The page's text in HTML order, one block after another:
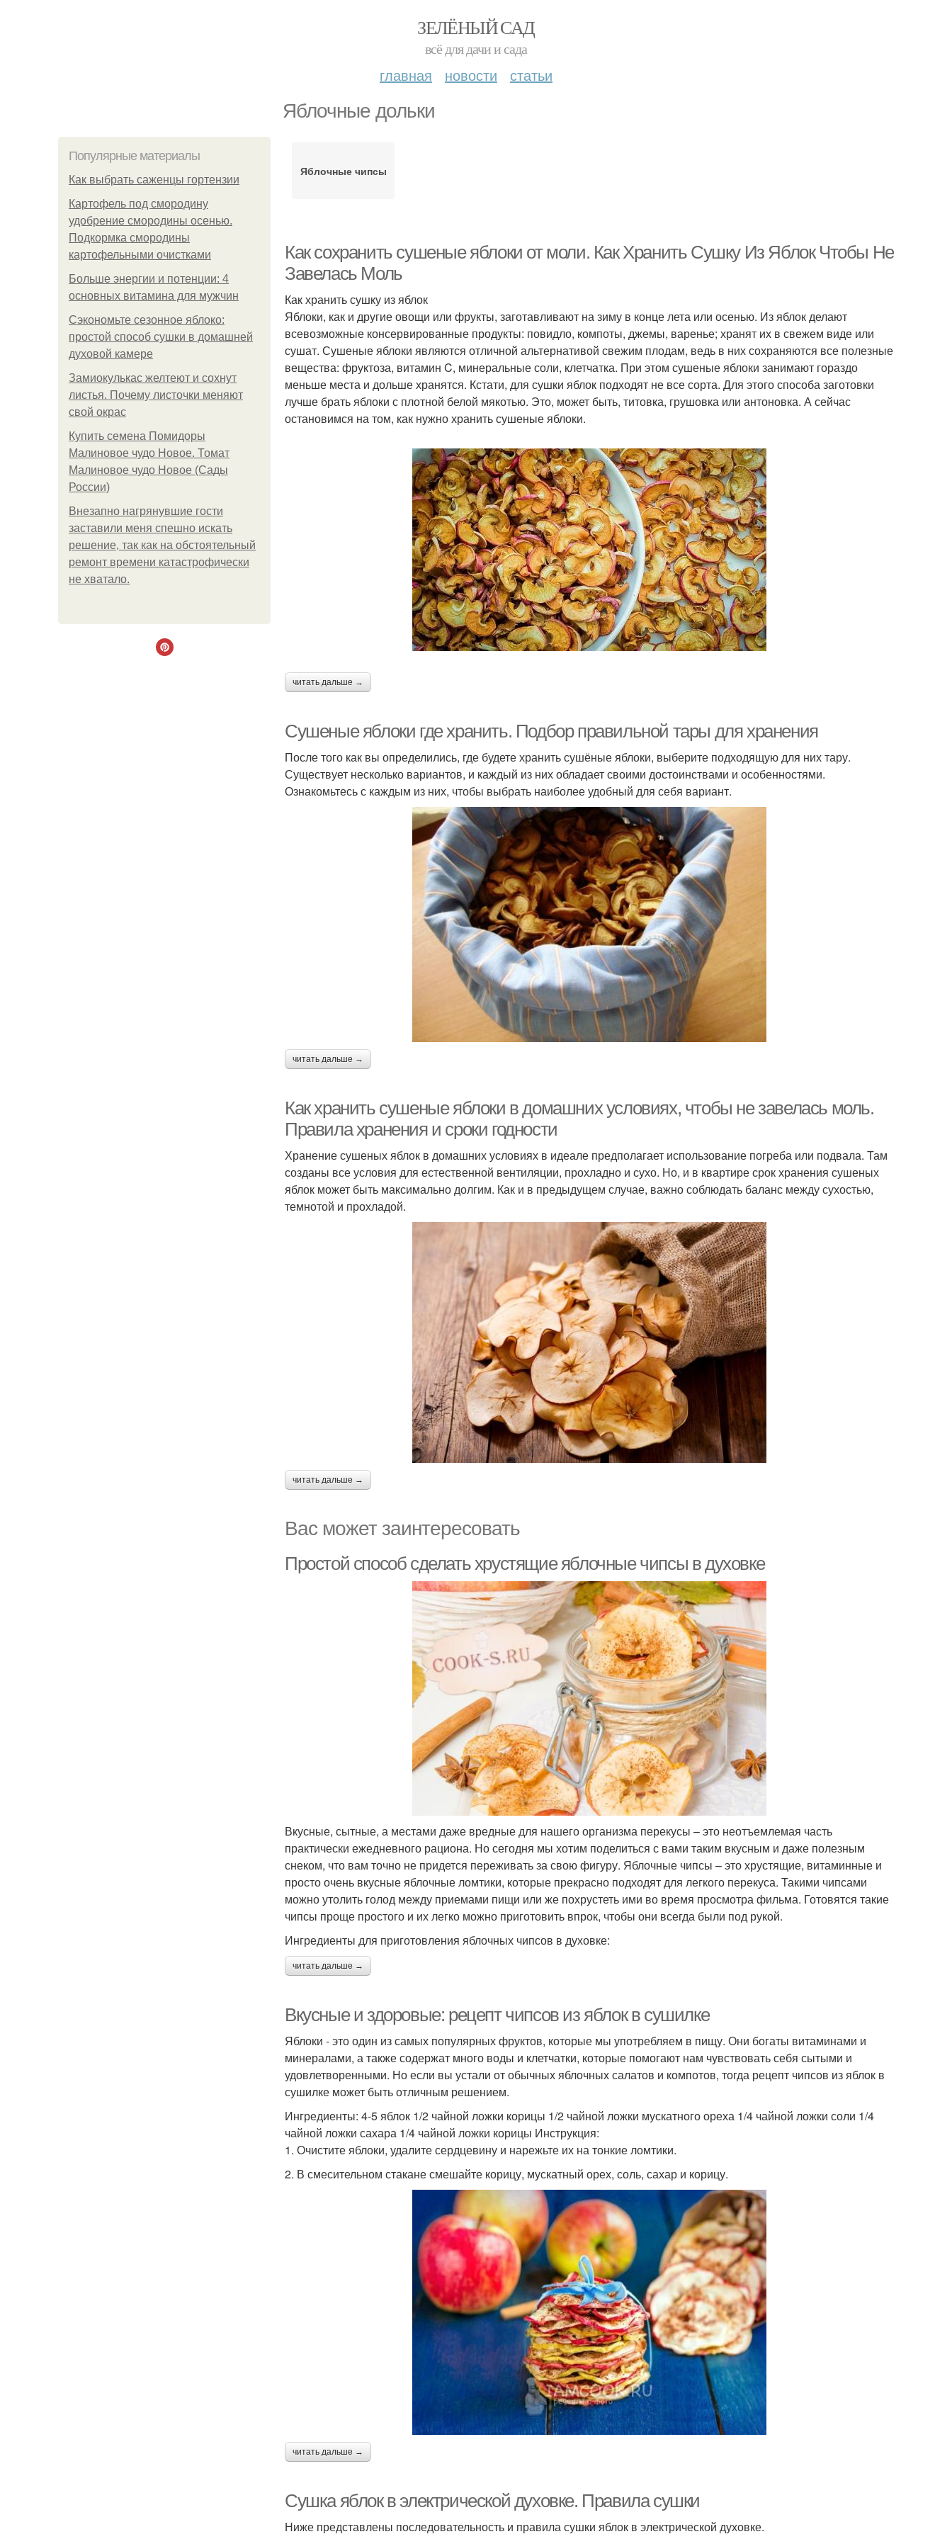
ЗЕЛЁНЫЙ САД
всё для дачи и сада
главная новости статьи
Яблочные дольки
Популярные материалы
Как выбрать саженцы гортензии
Картофель под смородину
удобрение смородины осенью.
Подкормка смородины
картофельными очистками
Больше энергии и потенции: 4
основных витамина для мужчин
Сэкономьте сезонное яблоко:
простой способ сушки в домашней
духовой камере
Замиокулькас желтеют и сохнут
листья. Почему листочки меняют
свой окрас
Купить семена Помидоры
Малиновое чудо Новое. Томат
Малиновое чудо Новое (Сады
России)
Внезапно нагрянувшие гости
заставили меня спешно искать
решение, так как на обстоятельный
ремонт времени катастрофически
не хватало.
Яблочные чипсы
Как сохранить сушеные яблоки от моли. Как Хранить Сушку Из Яблок Чтобы Не
Завелась Моль
Как хранить сушку из яблок
Яблоки, как и другие овощи или фрукты, заготавливают на зиму в конце лета или осенью. Из яблок делают
всевозможные консервированные продукты: повидло, компоты, джемы, варенье; хранят их в свежем виде или
сушат. Сушеные яблоки являются отличной альтернативой свежим плодам, ведь в них сохраняются все полезные
вещества: фруктоза, витамин C, минеральные соли, клетчатка. При этом сушеные яблоки занимают гораздо
меньше места и дольше хранятся. Кстати, для сушки яблок подходят не все сорта. Для этого способа заготовки
лучше брать яблоки с плотной белой мякотью. Это, может быть, титовка, грушовка или антоновка. А сейчас
остановимся на том, как нужно хранить сушеные яблоки.
читать дальше →
Сушеные яблоки где хранить. Подбор правильной тары для хранения
После того как вы определились, где будете хранить сушёные яблоки, выберите подходящую для них тару.
Существует несколько вариантов, и каждый из них обладает своими достоинствами и особенностями.
Ознакомьтесь с каждым из них, чтобы выбрать наиболее удобный для себя вариант.
читать дальше →
Как хранить сушеные яблоки в домашних условиях, чтобы не завелась моль.
Правила хранения и сроки годности
Хранение сушеных яблок в домашних условиях в идеале предполагает использование погреба или подвала. Там
созданы все условия для естественной вентиляции, прохладно и сухо. Но, и в квартире срок хранения сушеных
яблок может быть максимально долгим. Как и в предыдущем случае, важно соблюдать баланс между сухостью,
темнотой и прохладой.
читать дальше →
Вас может заинтересовать
Простой способ сделать хрустящие яблочные чипсы в духовке
Вкусные, сытные, а местами даже вредные для нашего организма перекусы – это неотъемлемая часть
практически ежедневного рациона. Но сегодня мы хотим поделиться с вами таким вкусным и даже полезным
снеком, что вам точно не придется переживать за свою фигуру. Яблочные чипсы – это хрустящие, витаминные и
просто очень вкусные яблочные ломтики, которые прекрасно подходят для легкого перекуса. Такими чипсами
можно утолить голод между приемами пищи или же похрустеть ими во время просмотра фильма. Готовятся такие
чипсы проще простого и их легко можно приготовить впрок, чтобы они всегда были под рукой.
Ингредиенты для приготовления яблочных чипсов в духовке:
читать дальше →
Вкусные и здоровые: рецепт чипсов из яблок в сушилке
Яблоки - это один из самых популярных фруктов, которые мы употребляем в пищу. Они богаты витаминами и
минералами, а также содержат много воды и клетчатки, которые помогают нам чувствовать себя сытыми и
удовлетворенными. Но если вы устали от обычных яблочных салатов и компотов, тогда рецепт чипсов из яблок в
сушилке может быть отличным решением.
Ингредиенты: 4-5 яблок 1/2 чайной ложки корицы 1/2 чайной ложки мускатного ореха 1/4 чайной ложки соли 1/4
чайной ложки сахара 1/4 чайной ложки корицы Инструкция:
1. Очистите яблоки, удалите сердцевину и нарежьте их на тонкие ломтики.
2. В смесительном стакане смешайте корицу, мускатный орех, соль, сахар и корицу.
читать дальше →
Сушка яблок в электрической духовке. Правила сушки
Ниже представлены последовательность и правила сушки яблок в электрической духовке.